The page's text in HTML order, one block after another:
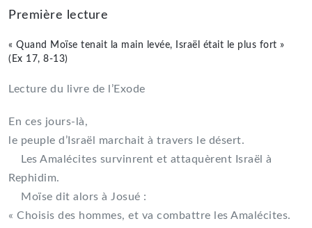
Première lecture
« Quand Moïse tenait la main levée, Israël était le plus fort »
(Ex 17, 8-13)
Lecture du livre de l’Exode
En ces jours-là,
le peuple d’Israël marchait à travers le désert.
Les Amalécites survinrent et attaquèrent Israël à
Rephidim.
Moïse dit alors à Josué :
« Choisis des hommes, et va combattre les Amalécites.